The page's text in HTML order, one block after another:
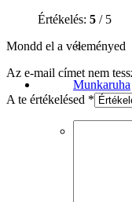
Munkaruha
Értékelés: 5 / 5
Mondd el a véleményed
Az e-mail címet nem
A te értékelésed *